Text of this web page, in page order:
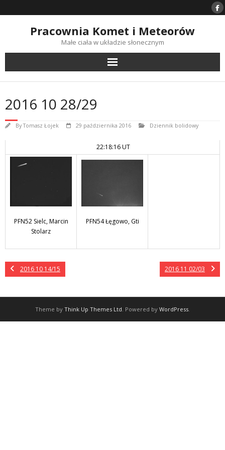
to
Pracownia Komet i Meteorów
Małe ciała w układzie słonecznym
2016 10 28/29
ByTomasz Łojek 29 października 2016 Dziennik bolidowy
22:18:16 UT
PFN52 Sielc, Marcin
Stolarz
PFN54 Łęgowo, Gti
2016 10 14/15 2016 11 02/03
Theme by Think Up Themes Ltd. Powered by WordPress.